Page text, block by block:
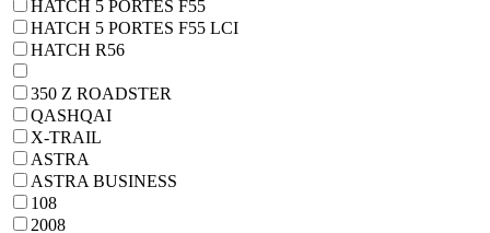
HATCH 5 PORTES F55
HATCH 5 PORTES F55 LCI
HATCH R56
350 Z ROADSTER
QASHQAI
X-TRAIL
ASTRA
ASTRA BUSINESS
108
2008